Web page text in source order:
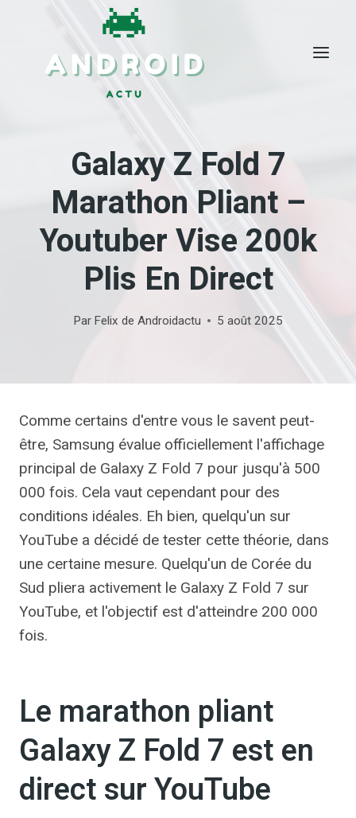
Galaxy Z Fold 7
Marathon Pliant –
Youtuber Vise 200k
Plis En Direct
Par Felix de Androidactu 5 août 2025
Comme certains d'entre vous le savent peut-
être, Samsung évalue officiellement l'affichage
principal de Galaxy Z Fold 7 pour jusqu'à 500
000 fois. Cela vaut cependant pour des
conditions idéales. Eh bien, quelqu'un sur
YouTube a décidé de tester cette théorie, dans
une certaine mesure. Quelqu'un de Corée du
Sud pliera activement le Galaxy Z Fold 7 sur
YouTube, et l'objectif est d'atteindre 200 000
fois.
Le marathon pliant
Galaxy Z Fold 7 est en
direct sur YouTube